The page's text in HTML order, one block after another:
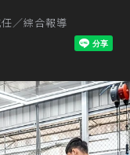
／綜合報導